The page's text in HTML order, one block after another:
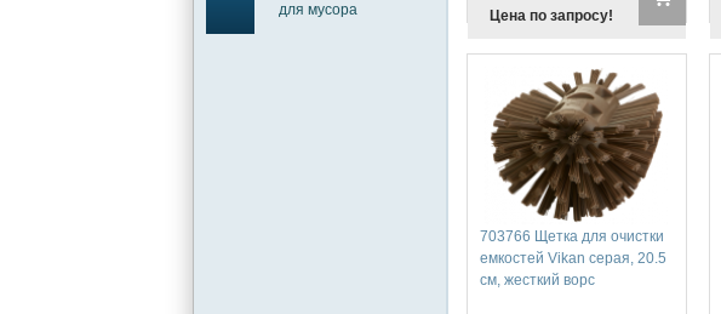
для мусора
Цена по запросу!
703766 Щетка для очистки
емкостей Vikan серая, 20.5
см, жесткий ворс